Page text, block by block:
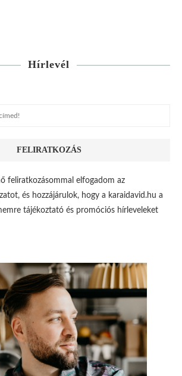
Hírlevél
feliratkozásommal elfogadom az
és hozzájárulok, hogy a karaidavid.hu a
tájékoztató és promóciós hírleveleket